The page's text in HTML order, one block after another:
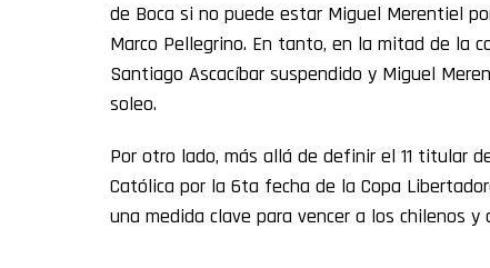
de Boca si no puede estar Miguel Merentiel
Marco Pellegrino. En tanto, en la mitad de la
Santiago Ascacíbar suspendido y Miguel
soleo.
Por otro lado, más allá de definir el 11 titular
Católica por la 6ta fecha de la Copa
una medida clave para vencer a los chilenos